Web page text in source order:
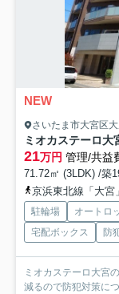
NEW
さいたま市大宮区
ミオカステーロ大
21万円 管理/共益
71.72㎡ (3LDK) /築
京浜東北線「大宮
駐輪場 オートロ
宅配ボックス
防
ミオカステーロ大宮
減るので防犯対策に